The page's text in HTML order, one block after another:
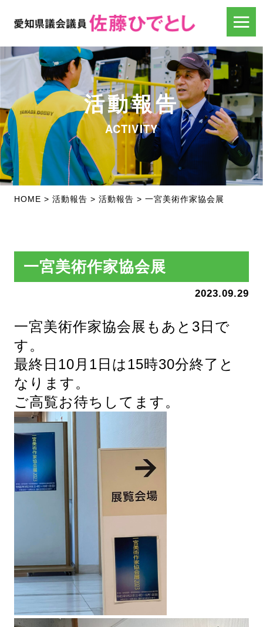
活動報告
ACTIVITY
HOME > 活動報告 > 活動報告 > 一宮美術作家協会展
一宮美術作家協会展
2023.09.29
一宮美術作家協会展もあと3日で
す。
最終日10月1日は15時30分終了と
なります。
ご高覧お待ちしてます。